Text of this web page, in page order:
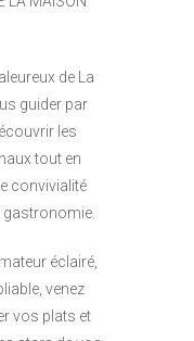
de La
guider par
les
tout en
convivialité
gastronomie.
éclairé,
venez
vos plats et